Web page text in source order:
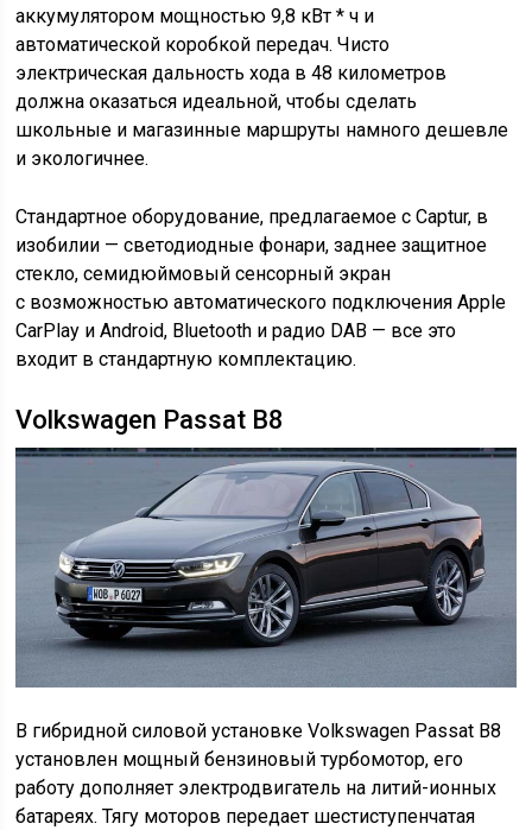
аккумулятором мощностью 9,8 кВт * ч и
автоматической коробкой передач. Чисто
электрическая дальность хода в 48 километров
должна оказаться идеальной, чтобы сделать
школьные и магазинные маршруты намного дешевле
и экологичнее.
Стандартное оборудование, предлагаемое с Captur, в
изобилии — светодиодные фонари, заднее защитное
стекло, семидюймовый сенсорный экран
с возможностью автоматического подключения Apple
CarPlay и Android, Bluetooth и радио DAB — все это
входит в стандартную комплектацию.
Volkswagen Passat B8
В гибридной силовой установке Volkswagen Passat B8
установлен мощный бензиновый турбомотор, его
работу дополняет электродвигатель на литий-ионных
батареях. Тягу моторов передает шестиступенчатая